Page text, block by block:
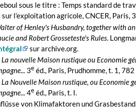
sous le titre : Temps standard de
l’exploitation agricole, CNCER, Paris,
of Henley's Husbandry, together with
and Robert Grosseteste's Rules.
sur archive.org.
La nouvelle Maison rustique ou Economie
3eéd., Paris, Prudhomme, t. 1, 782
La Nouvelle Maison rustique, ou Economie
4eéd., Paris, t. I.
von Klimafaktoren und